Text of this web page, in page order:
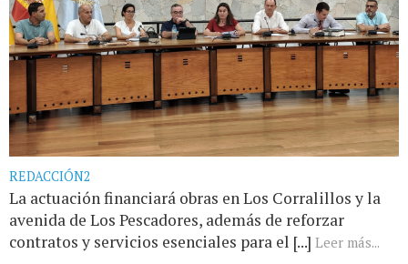
REDACCIÓN2
La actuación financiará obras en Los Corralillos y la
avenida de Los Pescadores, además de reforzar
contratos y servicios esenciales para el [...] Leer más...